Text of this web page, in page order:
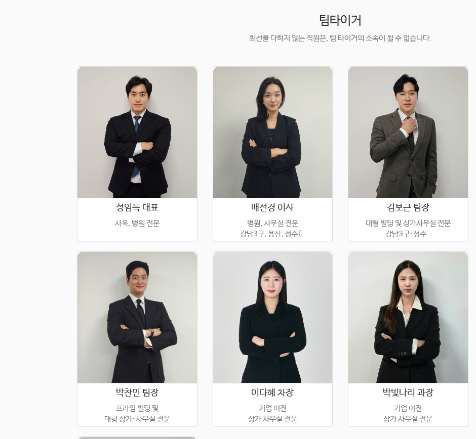
팀타이거
최선을 다하지 않는 직원은, 팀 타이거의 소속이 될 수 없습니다.
성임득 대표
사옥, 병원 전문
배선경 이사
병원, 사무실 전문
강남3구, 용산, 성수<..
김보근 팀장
대형 빌딩 및 상가사무실 전문
강남3구·성수..
박찬민 팀장
프라임 빌딩 및
대형 상가·사무실 전문
이다혜 차장
기업 이전
상가 사무실 전문
박빛나리 과장
기업 이전
상가 사무실 전문